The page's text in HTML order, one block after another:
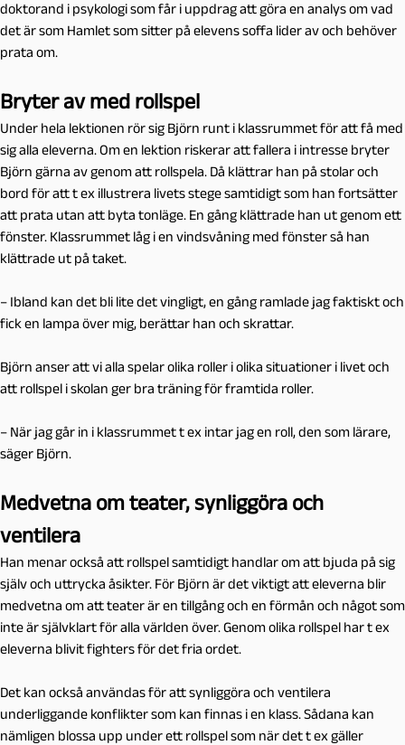
doktorand i psykologi som får i uppdrag att göra en analys om vad
det är som Hamlet som sitter på elevens soffa lider av och behöver
prata om.
Bryter av med rollspel
Under hela lektionen rör sig Björn runt i klassrummet för att få med
sig alla eleverna. Om en lektion riskerar att fallera i intresse bryter
Björn gärna av genom att rollspela. Då klättrar han på stolar och
bord för att t ex illustrera livets stege samtidigt som han fortsätter
att prata utan att byta tonläge. En gång klättrade han ut genom ett
fönster. Klassrummet låg i en vindsvåning med fönster så han
klättrade ut på taket.
– Ibland kan det bli lite det vingligt, en gång ramlade jag faktiskt och
fick en lampa över mig, berättar han och skrattar.
Björn anser att vi alla spelar olika roller i olika situationer i livet och
att rollspel i skolan ger bra träning för framtida roller.
– När jag går in i klassrummet t ex intar jag en roll, den som lärare,
säger Björn.
Medvetna om teater, synliggöra och
ventilera
Han menar också att rollspel samtidigt handlar om att bjuda på sig
själv och uttrycka åsikter. För Björn är det viktigt att eleverna blir
medvetna om att teater är en tillgång och en förmån och något som
inte är självklart för alla världen över. Genom olika rollspel har t ex
eleverna blivit fighters för det fria ordet.
Det kan också användas för att synliggöra och ventilera
underliggande konflikter som kan finnas i en klass. Sådana kan
nämligen blossa upp under ett rollspel som när det t ex gäller